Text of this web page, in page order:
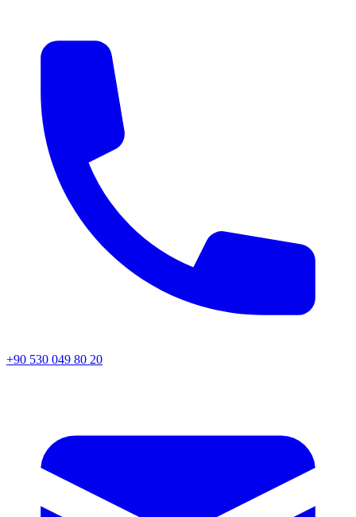
+90 530 049 80 20